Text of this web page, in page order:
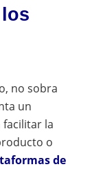
no sobra
un
facilitar la
o
de